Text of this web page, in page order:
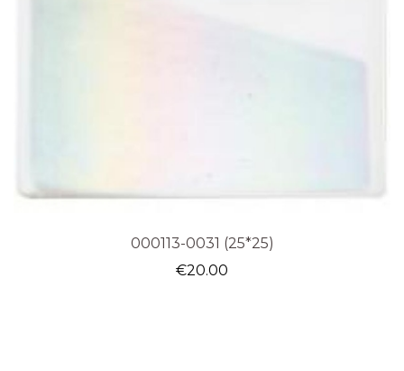
000113-0031 (25*25)
€20.00